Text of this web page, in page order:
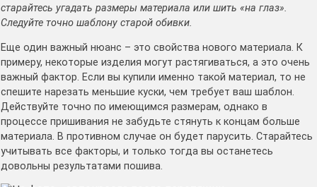
старайтесь угадать размеры материала или шить «на глаз».
Следуйте точно шаблону старой обивки.
Еще один важный нюанс – это свойства нового материала. К
примеру, некоторые изделия могут растягиваться, а это очень
важный фактор. Если вы купили именно такой материал, то не
спешите нарезать меньшие куски, чем требует ваш шаблон.
Действуйте точно по имеющимся размерам, однако в
процессе пришивания не забудьте стянуть к концам больше
материала. В противном случае он будет парусить. Старайтесь
учитывать все факторы, и только тогда вы останетесь
довольны результатами пошива.